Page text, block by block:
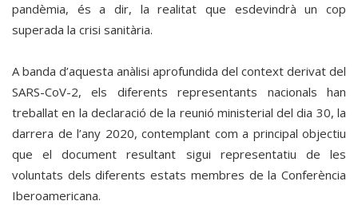
pandèmia, és a dir, la realitat que esdevindrà un cop
superada la crisi sanitària.
A banda d’aquesta anàlisi aprofundida del context derivat del
SARS-CoV-2, els diferents representants nacionals han
treballat en la declaració de la reunió ministerial del dia 30, la
darrera de l’any 2020, contemplant com a principal objectiu
que el document resultant sigui representatiu de les
voluntats dels diferents estats membres de la Conferència
Iberoamericana.